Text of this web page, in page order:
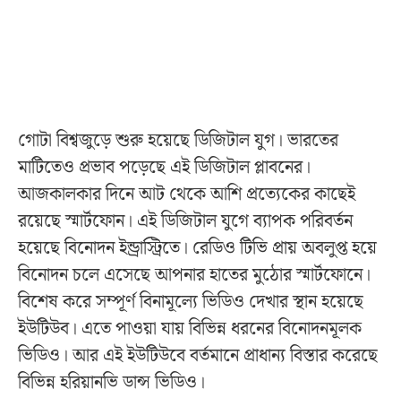
গোটা বিশ্বজুড়ে শুরু হয়েছে ডিজিটাল যুগ। ভারতের
মাটিতেও প্রভাব পড়েছে এই ডিজিটাল প্লাবনের।
আজকালকার দিনে আট থেকে আশি প্রত্যেকের কাছেই
রয়েছে স্মার্টফোন। এই ডিজিটাল যুগে ব্যাপক পরিবর্তন
হয়েছে বিনোদন ইন্ড্রাস্ট্রিতে। রেডিও টিভি প্রায় অবলুপ্ত হয়ে
বিনোদন চলে এসেছে আপনার হাতের মুঠোর স্মার্টফোনে।
বিশেষ করে সম্পূর্ণ বিনামূল্যে ভিডিও দেখার স্থান হয়েছে
ইউটিউব। এতে পাওয়া যায় বিভিন্ন ধরনের বিনোদনমূলক
ভিডিও। আর এই ইউটিউবে বর্তমানে প্রাধান্য বিস্তার করেছে
বিভিন্ন হরিয়ানভি ডান্স ভিডিও।